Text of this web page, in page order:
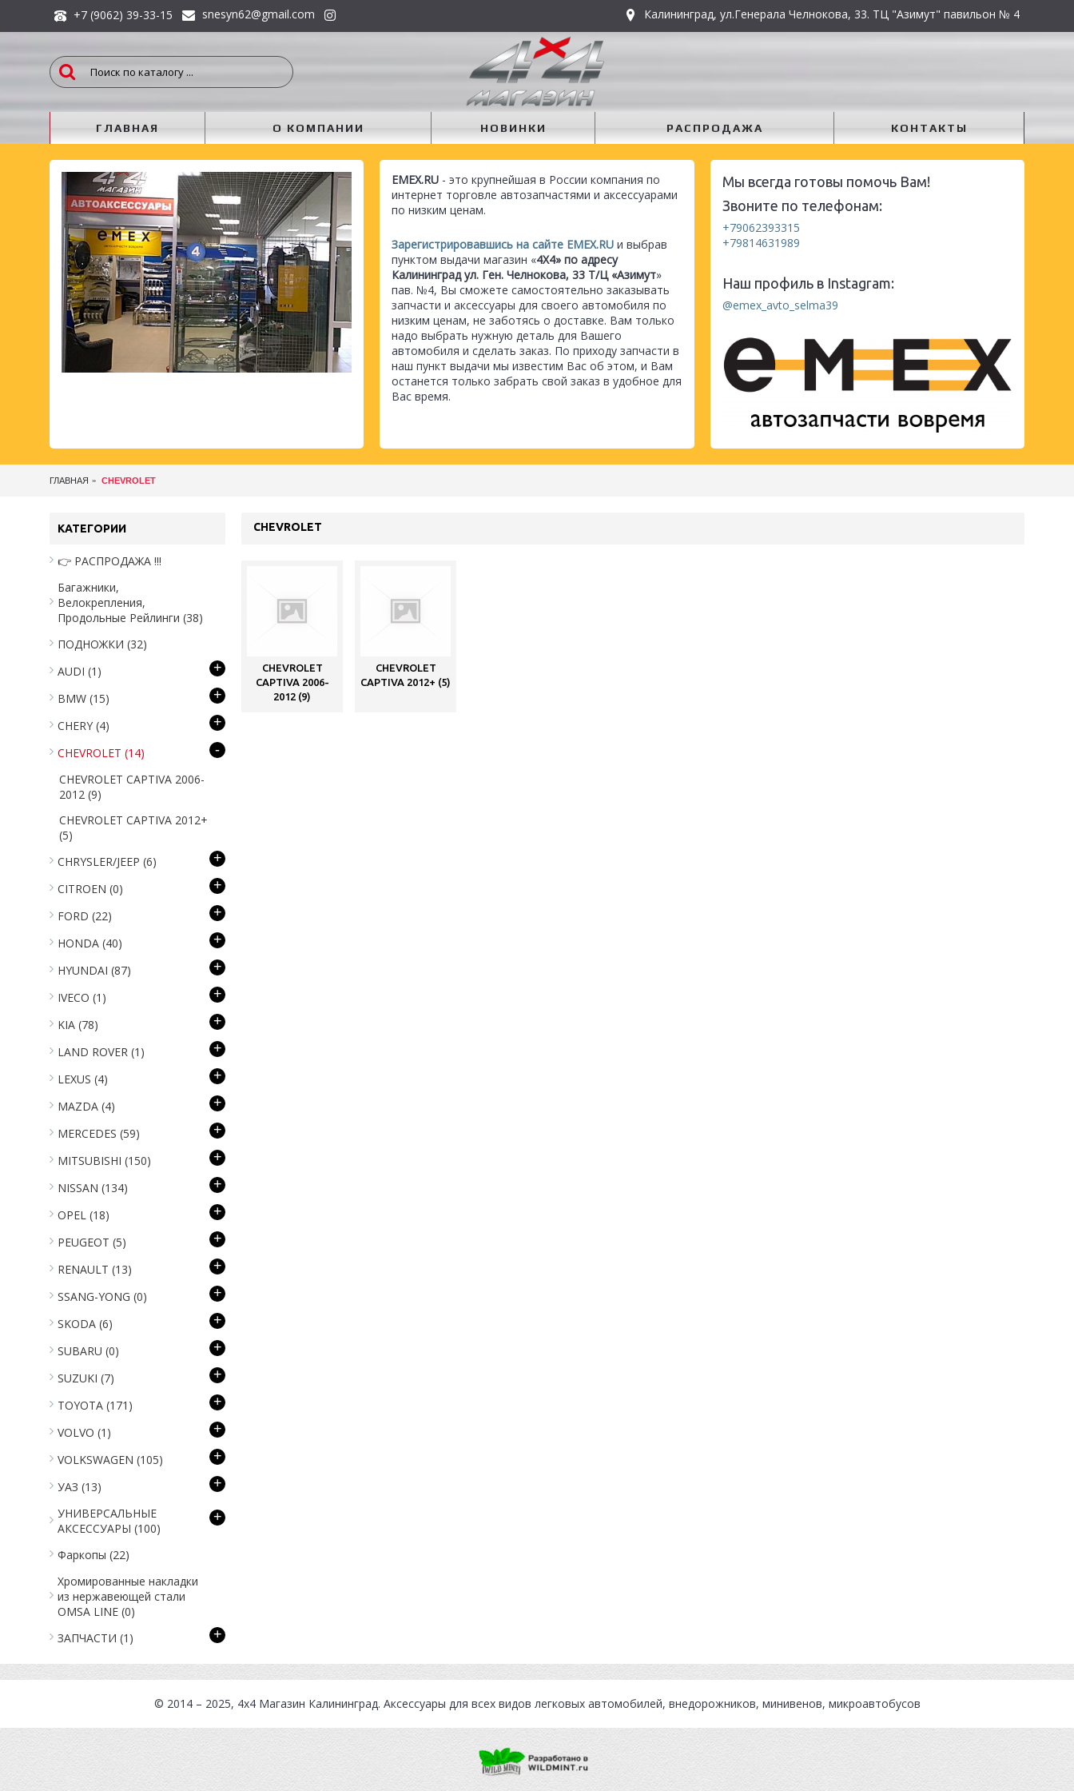
+7 (9062) 39-33-15 snesyn62@gmail.com Калининград, ул.Генерала Челнокова, 33. ТЦ "Азимут" павильон № 4
ГЛАВНАЯ О КОМПАНИИ НОВИНКИ РАСПРОДАЖА КОНТАКТЫ
EMEX.RU - это крупнейшая в России компания по
интернет торговле автозапчастями и аксессуарами
по низким ценам.
Зарегистрировавшись на сайте EMEX.RU и выбрав
пунктом выдачи магазин «4Х4» по адресу
Калининград ул. Ген. Челнокова, 33 Т/Ц «Азимут»
пав. №4, Вы сможете самостоятельно заказывать
запчасти и аксессуары для своего автомобиля по
низким ценам, не заботясь о доставке. Вам только
надо выбрать нужную деталь для Вашего
автомобиля и сделать заказ. По приходу запчасти в
наш пункт выдачи мы известим Вас об этом, и Вам
останется только забрать свой заказ в удобное для
Вас время.
Мы всегда готовы помочь Вам!
Звоните по телефонам:
+79062393315
+79814631989
Наш профиль в Instagram:
@emex_avto_selma39
ГЛАВНАЯ CHEVROLET
КАТЕГОРИИ
👉 РАСПРОДАЖА !!!
Багажники,
Велокрепления,
Продольные Рейлинги (38)
ПОДНОЖКИ (32)
AUDI (1) +
BMW (15) +
CHERY (4) +
CHEVROLET (14) -
CHEVROLET CAPTIVA 2006-
2012 (9)
CHEVROLET CAPTIVA 2012+
(5)
CHRYSLER/JEEP (6) +
CITROEN (0) +
FORD (22) +
HONDA (40) +
HYUNDAI (87) +
IVECO (1) +
KIA (78) +
LAND ROVER (1) +
LEXUS (4) +
MAZDA (4) +
MERCEDES (59) +
MITSUBISHI (150) +
NISSAN (134) +
OPEL (18) +
PEUGEOT (5) +
RENAULT (13) +
SSANG-YONG (0) +
SKODA (6) +
SUBARU (0) +
SUZUKI (7) +
TOYOTA (171) +
VOLVO (1) +
VOLKSWAGEN (105) +
УАЗ (13) +
УНИВЕРСАЛЬНЫЕ
АКСЕССУАРЫ (100)
+
Фаркопы (22)
Хромированные накладки
из нержавеющей стали
OMSA LINE (0)
ЗАПЧАСТИ (1) +
CHEVROLET
CHEVROLET
CAPTIVA 2006-
2012 (9)
CHEVROLET
CAPTIVA 2012+ (5)
© 2014 – 2025, 4x4 Магазин Калининград. Аксессуары для всех видов легковых автомобилей, внедорожников, минивенов, микроавтобусов